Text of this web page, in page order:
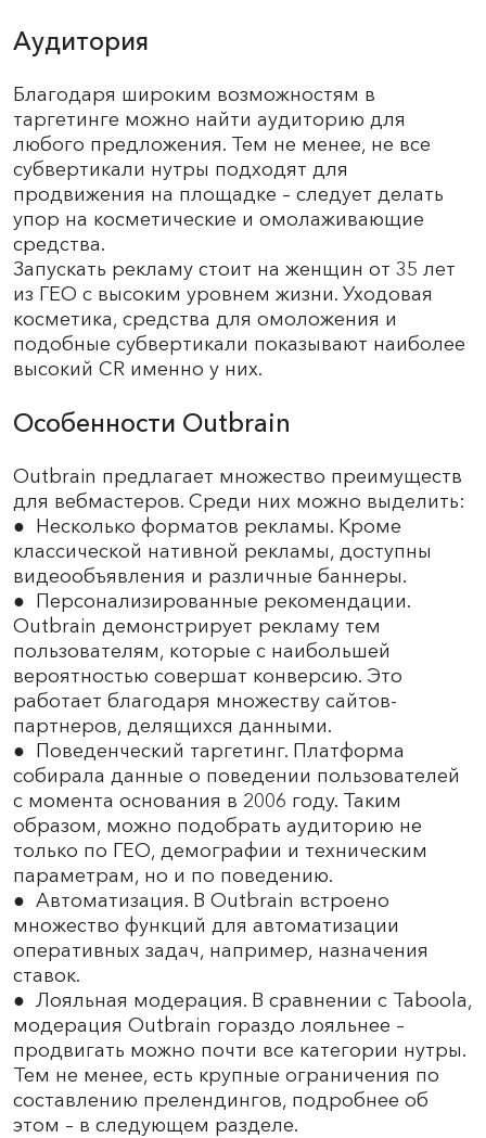
Аудитория
Благодаря широким возможностям в
таргетинге можно найти аудиторию для
любого предложения. Тем не менее, не все
субвертикали нутры подходят для
продвижения на площадке – следует делать
упор на косметические и омолаживающие
средства.
Запускать рекламу стоит на женщин от 35 лет
из ГЕО с высоким уровнем жизни. Уходовая
косметика, средства для омоложения и
подобные субвертикали показывают наиболее
высокий CR именно у них.
Особенности Outbrain
Outbrain предлагает множество преимуществ
для вебмастеров. Среди них можно выделить:
● Несколько форматов рекламы. Кроме
классической нативной рекламы, доступны
видеообъявления и различные баннеры.
● Персонализированные рекомендации.
Outbrain демонстрирует рекламу тем
пользователям, которые с наибольшей
вероятностью совершат конверсию. Это
работает благодаря множеству сайтов-
партнеров, делящихся данными.
● Поведенческий таргетинг. Платформа
собирала данные о поведении пользователей
с момента основания в 2006 году. Таким
образом, можно подобрать аудиторию не
только по ГЕО, демографии и техническим
параметрам, но и по поведению.
● Автоматизация. В Outbrain встроено
множество функций для автоматизации
оперативных задач, например, назначения
ставок.
● Лояльная модерация. В сравнении с Taboola,
модерация Outbrain гораздо лояльнее –
продвигать можно почти все категории нутры.
Тем не менее, есть крупные ограничения по
составлению прелендингов, подробнее об
этом – в следующем разделе.